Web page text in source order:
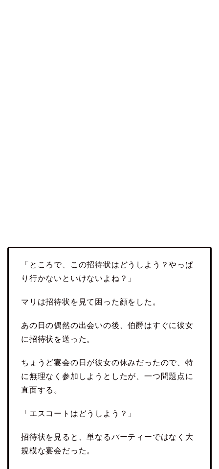
「ところで、この招待状はどうしよう？やっぱ
り行かないといけないよね？」
マリは招待状を見て困った顔をした。
あの日の偶然の出会いの後、伯爵はすぐに彼女
に招待状を送った。
ちょうど宴会の日が彼女の休みだったので、特
に無理なく参加しようとしたが、一つ問題点に
直面する。
「エスコートはどうしよう？」
招待状を見ると、単なるパーティーではなく大
規模な宴会だった。